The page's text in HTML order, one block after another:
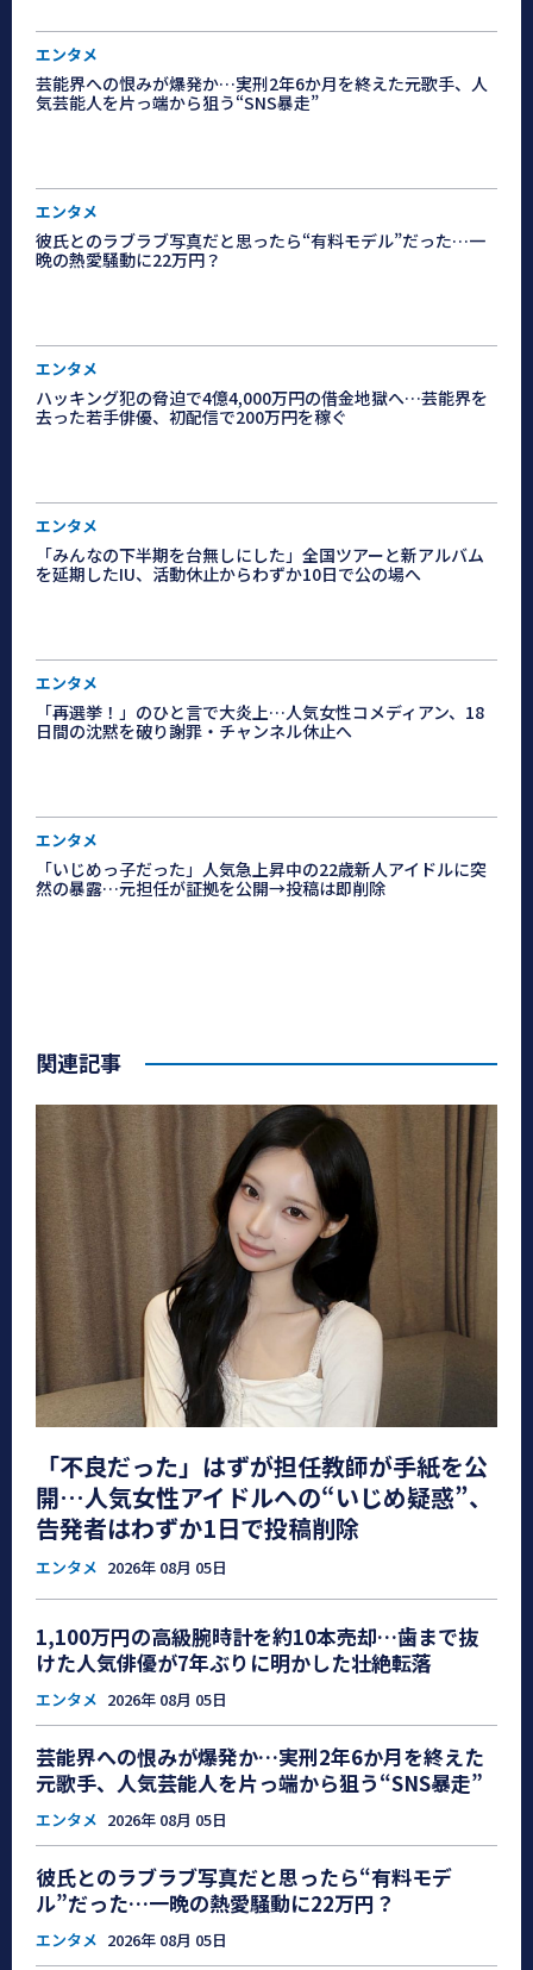
エンタメ
芸能界への恨みが爆発か…実刑2年6か月を終えた元歌手、人
気芸能人を片っ端から狙う“SNS暴走”
エンタメ
彼氏とのラブラブ写真だと思ったら“有料モデル”だった…一
晩の熱愛騒動に22万円？
エンタメ
ハッキング犯の脅迫で4億4,000万円の借金地獄へ…芸能界を
去った若手俳優、初配信で200万円を稼ぐ
エンタメ
「みんなの下半期を台無しにした」全国ツアーと新アルバム
を延期したIU、活動休止からわずか10日で公の場へ
エンタメ
「再選挙！」のひと言で大炎上…人気女性コメディアン、18
日間の沈黙を破り謝罪・チャンネル休止へ
エンタメ
「いじめっ子だった」人気急上昇中の22歳新人アイドルに突
然の暴露…元担任が証拠を公開→投稿は即削除
関連記事
「不良だった」はずが担任教師が手紙を公
開…人気女性アイドルへの“いじめ疑惑”、
告発者はわずか1日で投稿削除
エンタメ 2026年 08月 05日
1,100万円の高級腕時計を約10本売却…歯まで抜
けた人気俳優が7年ぶりに明かした壮絶転落
エンタメ 2026年 08月 05日
芸能界への恨みが爆発か…実刑2年6か月を終えた
元歌手、人気芸能人を片っ端から狙う“SNS暴走”
エンタメ 2026年 08月 05日
彼氏とのラブラブ写真だと思ったら“有料モデ
ル”だった…一晩の熱愛騒動に22万円？
エンタメ 2026年 08月 05日